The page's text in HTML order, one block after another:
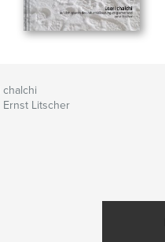
chalchi
Ernst Litscher